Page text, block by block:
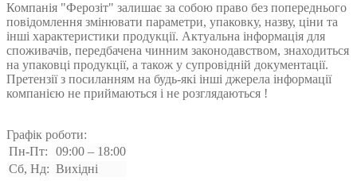
Компанія "Ферозіт" залишає за собою право без попереднього
повідомлення змінювати параметри, упаковку, назву, ціни та
інші характеристики продукції. Актуальна інформація для
споживачів, передбачена чинним законодавством, знаходиться
на упаковці продукції, а також у супровідній документації.
Претензії з посиланням на будь-які інші джерела інформації
компанією не приймаються і не розглядаються !
Графік роботи:
Пн-Пт:
09:00 – 18:00
Сб, Нд: Вихідні